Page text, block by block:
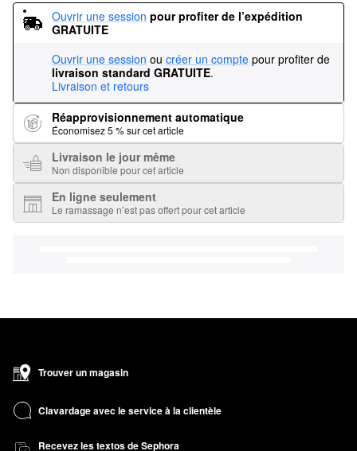
Ouvrir une session pour profiter de l’expédition
GRATUITE
Ouvrir une session ou créer un compte pour profiter de
livraison standard GRATUITE.
Livraison et retours
Réapprovisionnement automatique
Économisez 5 % sur cet article
Livraison le jour même
Non disponible pour cet article
En ligne seulement
Le ramassage n’est pas offert pour cet article
Trouver un magasin
Clavardage avec le service à la clientèle
Recevez les textos de Sephora